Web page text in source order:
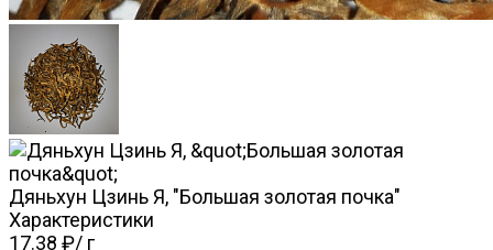
Дяньхун Цзинь Я, "Большая золотая почка"
Характеристики
17.38 ₽/ г